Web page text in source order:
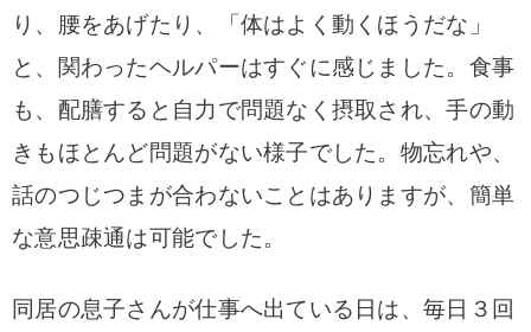
り、腰をあげたり、「体はよく動くほうだな」
と、関わったヘルパーはすぐに感じました。食事
も、配膳すると自力で問題なく摂取され、手の動
きもほとんど問題がない様子でした。物忘れや、
話のつじつまが合わないことはありますが、簡単
な意思疎通は可能でした。
同居の息子さんが仕事へ出ている日は、毎日３回